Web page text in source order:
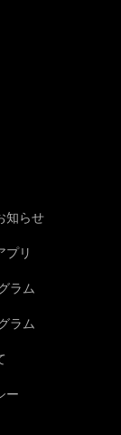
知らせ
プリ
ラム
ラム
ー